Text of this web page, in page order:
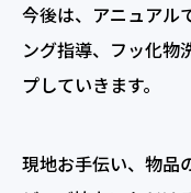
今後は、アニュアル
ング指導、フッ化物
プしていきます。
現地お手伝い、物品